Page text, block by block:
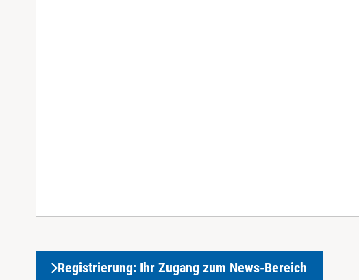
Registrierung: Ihr Zugang zum News-Bereich